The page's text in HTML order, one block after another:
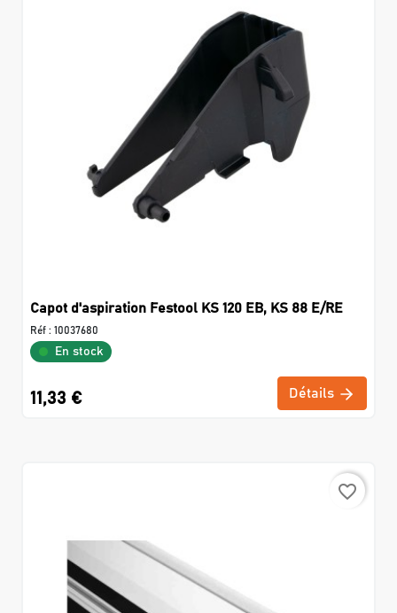
Capot d'aspiration Festool KS 120 EB, KS 88 E/RE
Réf : 10037680
En stock
11,33 € Détails
favorite_border